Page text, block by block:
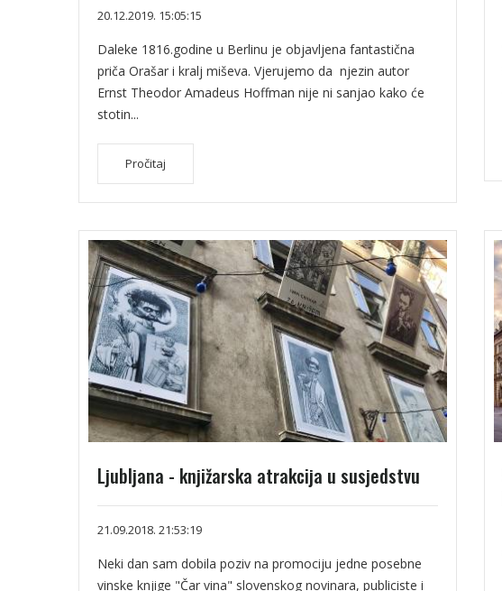
20.12.2019. 15:05:15
Daleke 1816.godine u Berlinu je objavljena fantastična
priča Orašar i kralj miševa. Vjerujemo da njezin autor
Ernst Theodor Amadeus Hoffman nije ni sanjao kako će
stotin...
Pročitaj
Ljubljana - knjižarska atrakcija u susjedstvu
21.09.2018. 21:53:19
Neki dan sam dobila poziv na promociju jedne posebne
vinske knjige "Čar vina" slovenskog novinara, publiciste i